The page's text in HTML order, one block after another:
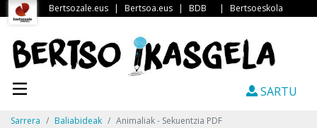
Bertsozale.eus | Bertsoa.eus | BDB | Bertsoeskola
SARTU
Sarrera Baliabideak Animaliak - Sekuentzia PDF